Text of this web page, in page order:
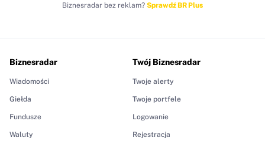
Biznesradar bez reklam? Sprawdź BR Plus
Biznesradar
Wiadomości
Giełda
Fundusze
Waluty
Twój Biznesradar
Twoje alerty
Twoje portfele
Logowanie
Rejestracja